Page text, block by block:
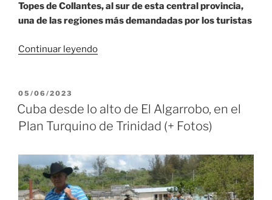
Topes de Collantes, al sur de esta central provincia,
una de las regiones más demandadas por los turistas
Continuar leyendo«Parque
Collantes,
en
y
riquezas
únicas
PUBLICADO
EL
05/06/2023
Cuba desde lo alto de El Algarrobo, en el
Plan Turquino de Trinidad (+ Fotos)